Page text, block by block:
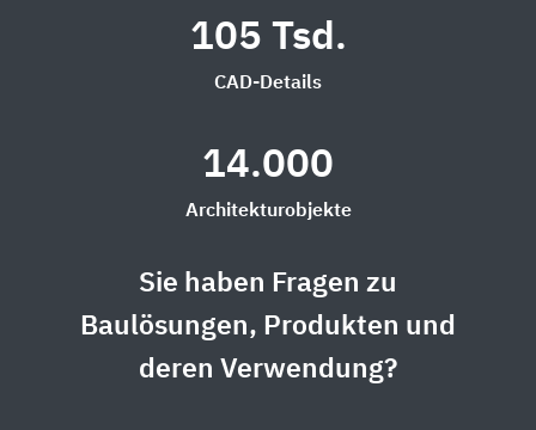
105 Tsd.
CAD-Details
14.000
Architekturobjekte
Sie haben Fragen zu
Baulösungen, Produkten und
deren Verwendung?